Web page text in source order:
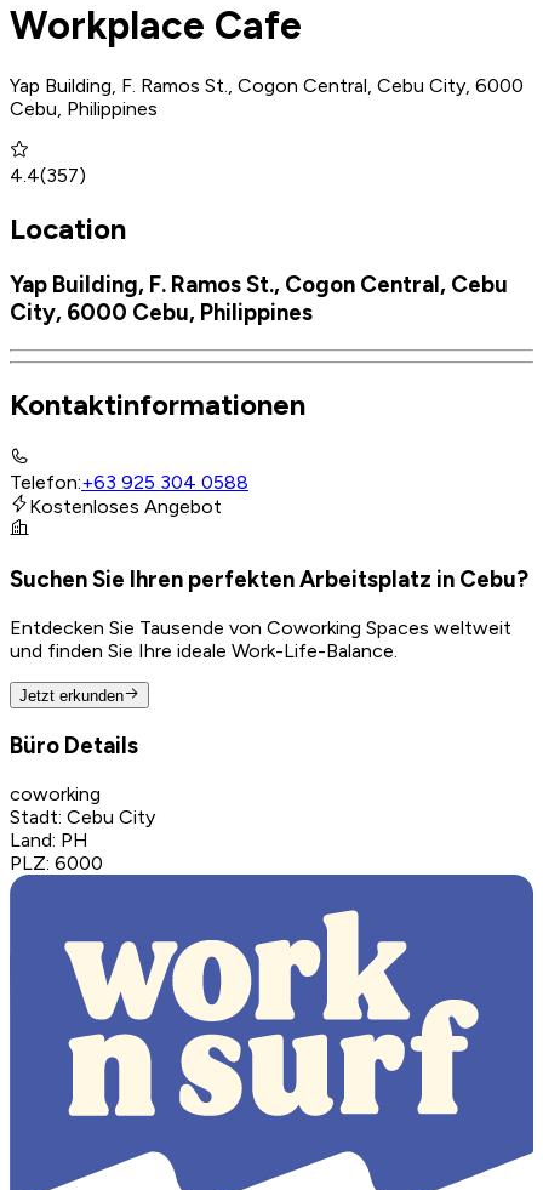
Workplace Cafe
Yap Building, F. Ramos St., Cogon Central, Cebu City, 6000
Cebu, Philippines
4.4(357)
Location
Yap Building, F. Ramos St., Cogon Central, Cebu
City, 6000 Cebu, Philippines
Kontaktinformationen
Telefon:+63 925 304 0588
Kostenloses Angebot
Suchen Sie Ihren perfekten Arbeitsplatz in Cebu?
Entdecken Sie Tausende von Coworking Spaces weltweit
und finden Sie Ihre ideale Work-Life-Balance.
Jetzt erkunden
Büro Details
coworking
Stadt: Cebu City
Land: PH
PLZ: 6000